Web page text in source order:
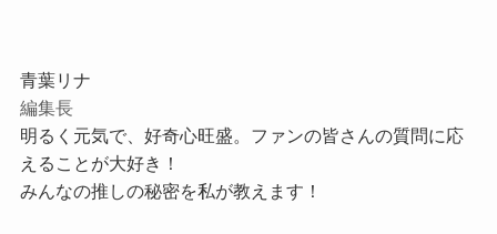
青葉リナ
編集長
明るく元気で、好奇心旺盛。ファンの皆さんの質問に応
えることが大好き！
みんなの推しの秘密を私が教えます！